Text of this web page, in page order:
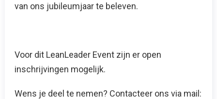
van ons jubileumjaar te beleven.
Voor dit LeanLeader Event zijn er open
inschrijvingen mogelijk.
Wens je deel te nemen? Contacteer ons via mail: